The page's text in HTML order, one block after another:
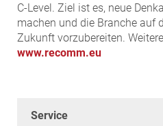
C-Level. Ziel ist es, neue
machen und die Branche auf
Zukunft vorzubereiten.
www.recomm.eu
Service